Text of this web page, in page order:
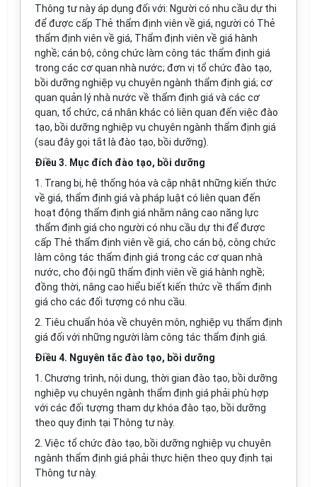
Thông tư này áp dụng đối với: Người có nhu cầu dự thi
để được cấp Thẻ thẩm định viên về giá, người có Thẻ
thẩm định viên về giá, Thẩm định viên về giá hành
nghề; cán bộ, công chức làm công tác thẩm định giá
trong các cơ quan nhà nước; đơn vị tổ chức đào tạo,
bồi dưỡng nghiệp vụ chuyên ngành thẩm định giá; cơ
quan quản lý nhà nước về thẩm định giá và các cơ
quan, tổ chức, cá nhân khác có liên quan đến việc đào
tạo, bồi dưỡng nghiệp vụ chuyên ngành thẩm định giá
(sau đây gọi tắt là đào tạo, bồi dưỡng).
Điều 3. Mục đích đào tạo, bồi dưỡng
1. Trang bị, hệ thống hóa và cập nhật những kiến thức
về giá, thẩm định giá và pháp luật có liên quan đến
hoạt động thẩm định giá nhằm nâng cao năng l ực
thẩm định giá cho người có nhu cầu dự thi để được
cấp Thẻ thẩm định viên về giá, cho cán bộ, công chức
làm công tác thẩm định giá trong các cơ quan nhà
nước, cho đội ngũ thẩm định viên về giá hành nghề;
đồng thời, nâng cao hiểu biết kiến thức về thẩm định
giá cho các đối tượng có nhu cầu.
2. Tiêu chuẩn hóa về chuyên môn, nghiệp vụ thẩm định
giá đối với những người làm công tác thẩm định giá.
Điều 4. Nguyên tắc đào tạo, bồi dưỡng
1. Chương trình, nội dung, thời gian đào tạo, bồi dưỡng
nghiệp vụ chuyên ngành thẩm định giá phải phù hợp
với các đối tượng tham dự khóa đào tạo, bồi dưỡng
theo quy định tại Thông tư này.
2. Việc tổ chức đào tạo, bồi dưỡng nghiệp vụ chuyên
ngành thẩm định giá phải thực hiện theo quy định tại
Thông tư này.